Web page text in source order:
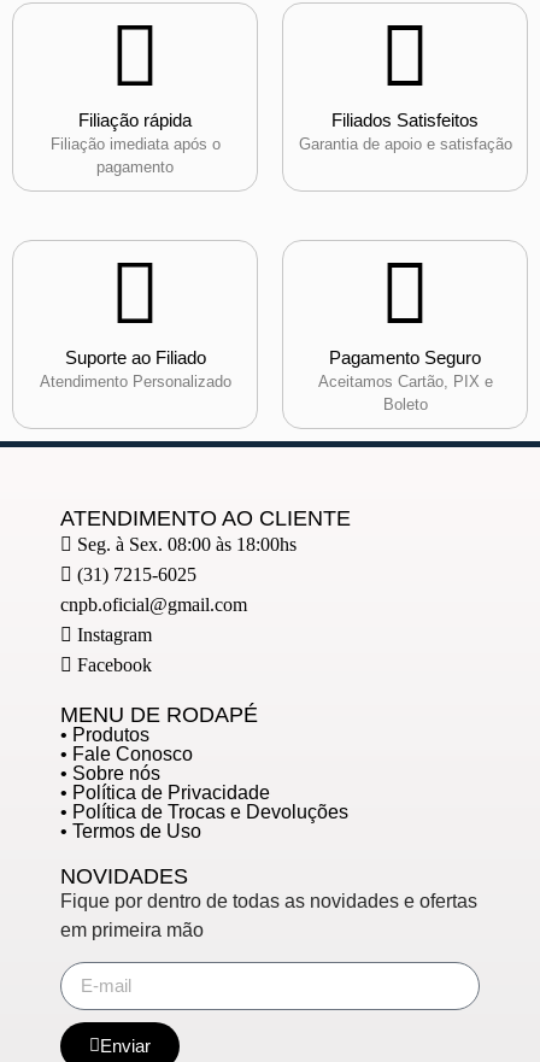
Filiação rápida
Filiação imediata após o
pagamento
Filiados Satisfeitos
Garantia de apoio e satisfação
Suporte ao Filiado
Atendimento Personalizado
Pagamento Seguro
Aceitamos Cartão, PIX e
Boleto
ATENDIMENTO AO CLIENTE
Seg. à Sex. 08:00 às 18:00hs
(31) 7215-6025
cnpb.oficial@gmail.com
Instagram
Facebook
MENU DE RODAPÉ
• Produtos
• Fale Conosco
• Sobre nós
• Política de Privacidade
• Política de Trocas e Devoluções
• Termos de Uso
NOVIDADES
Fique por dentro de todas as novidades e ofertas
em primeira mão
Enviar